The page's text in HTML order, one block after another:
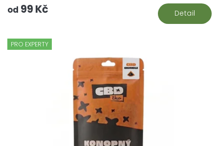
od 99 Kč Detail
PRO EXPERTY